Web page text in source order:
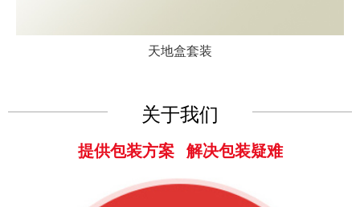
天地盒套装
关于我们
提供包装方案 解决包装疑难